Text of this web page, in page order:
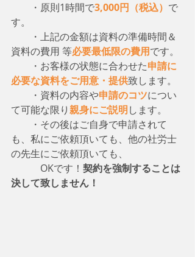
・原則1時間で3,000円（税込） で
す。
・上記の金額は資料の準備時間＆
資料の費用 等必要最低限の費用です。
・お客様の状態に合わせた申請に
必要な資料をご用意・提供致します。
・資料の内容や申請のコツについ
て可能な限り親身にご説明します。
・その後はご自身で申請されて
も、私にご依頼頂いても、他の社労士
の先生にご依頼頂いても、
OKです！ 契約を強制することは
決して致しません！